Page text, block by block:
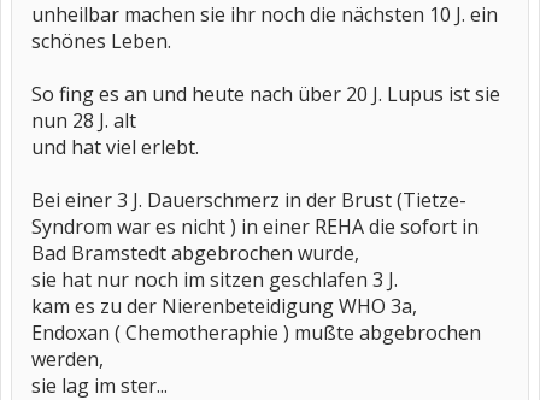
unheilbar machen sie ihr noch die nächsten 10 J. ein
schönes Leben.
So fing es an und heute nach über 20 J. Lupus ist sie
nun 28 J. alt
und hat viel erlebt.
Bei einer 3 J. Dauerschmerz in der Brust (Tietze-
Syndrom war es nicht ) in einer REHA die sofort in
Bad Bramstedt abgebrochen wurde,
sie hat nur noch im sitzen geschlafen 3 J.
kam es zu der Nierenbeteidigung WHO 3a,
Endoxan ( Chemotheraphie ) mußte abgebrochen
werden,
sie lag im ster...